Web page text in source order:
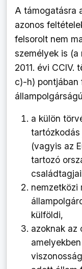
A támogatásra
azonos
felsorolt nem
személyek is
2011. évi CCIV.
c)-h) pontjában
a külön
(vagyis az
tartozó
nemzetközi
külföldi,
azoknak az